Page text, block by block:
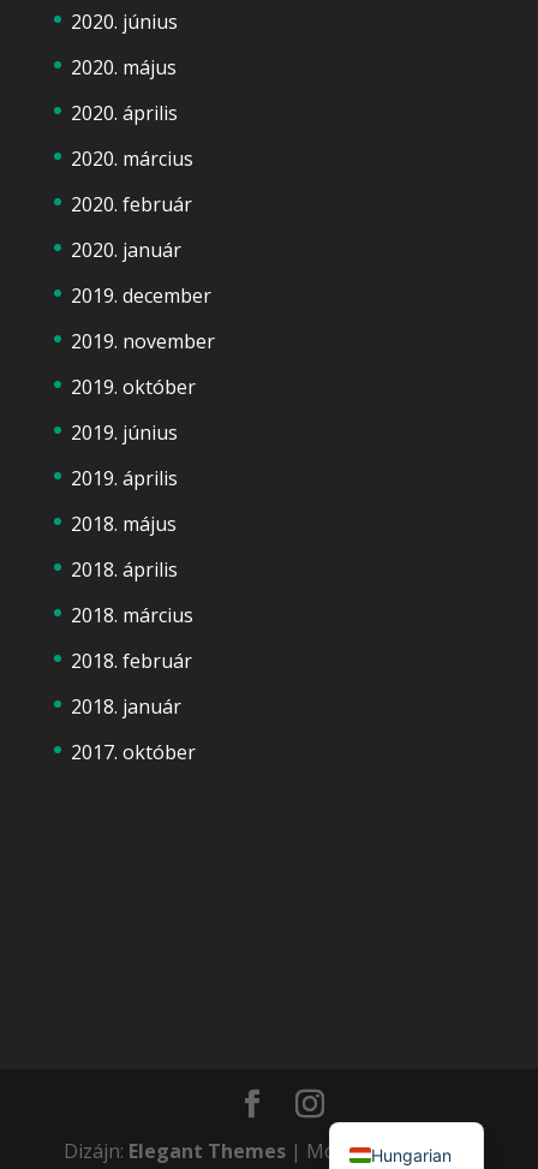
2020. június
2020. május
2020. április
2020. március
2020. február
2020. január
2019. december
2019. november
2019. október
2019. június
2019. április
2018. május
2018. április
2018. március
2018. február
2018. január
2017. október
Dizájn: Elegant Themes| Motor:WordPress
Hungarian